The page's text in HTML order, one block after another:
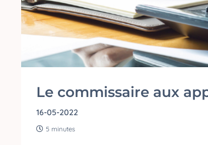
Le commissaire aux
16-05-2022
5 minutes